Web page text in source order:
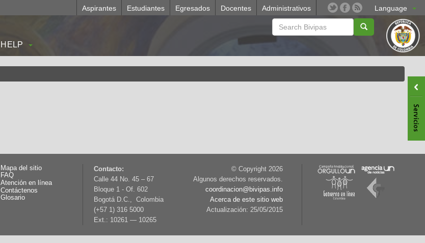
Language
Aspirantes Estudiantes Egresados Docentes Administrativos
HELP
Mapa del sitio
FAQ
Atención en línea
Contáctenos
Glosario
Contacto:
Calle 44 No. 45 – 67
Bloque 1 - Of. 602
Bogotá D.C., Colombia
(+57 1) 316 5000
Ext.: 10261 — 10265
© Copyright 2026
Algunos derechos reservados.
coordinacion@bivipas.info
Acerca de este sitio web
Actualización: 25/05/2015